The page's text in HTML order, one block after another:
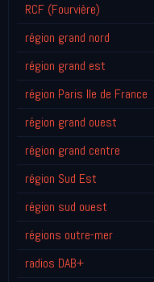
RCF (Fourvière)
région grand nord
région grand est
région Paris Ile de France
région grand ouest
région grand centre
région Sud Est
région sud ouest
régions outre-mer
radios DAB+